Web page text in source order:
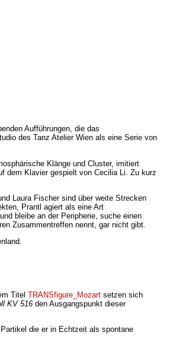
Aufführungen, die das
des Tanz Atelier Wien als eine Serie von
Klänge und Cluster, imitiert
dem Klavier gespielt von Cecilia Li. Zu kurz
Laura Fischer sind über weite Strecken
Prantl agiert als eine Art
bleibe an der Peripherie, suche einen
Zusammentreffen nennt, gar nicht gibt.
Titel TRANSfigure_Mozart setzen sich
KV 516 den Ausgangspunkt dieser
die er in Echtzeit als spontane